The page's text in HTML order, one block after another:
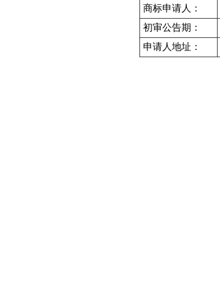
商标申请人：
初审公告期：
申请人地址：